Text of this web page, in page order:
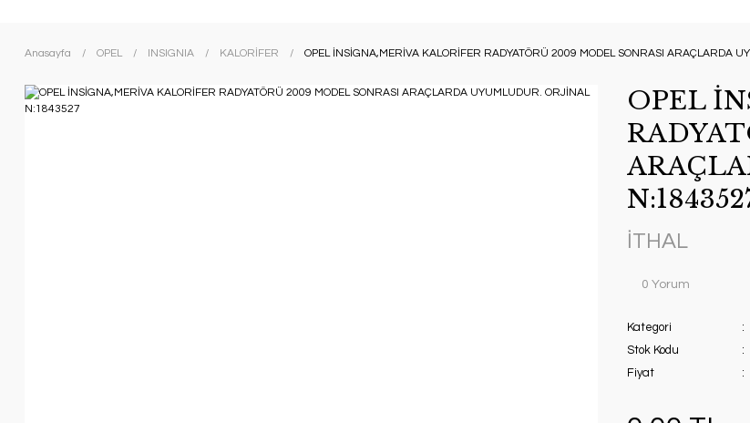
Anasayfa OPEL INSIGNIA KALORİFER OPEL İNSİGNA,MERİVA KALORİFER RADYATÖRÜ 2009 MODEL SONRASI ARAÇLARDA
OPEL
İTHAL
0 Yorum
Kategori
Stok Kodu
Fiyat